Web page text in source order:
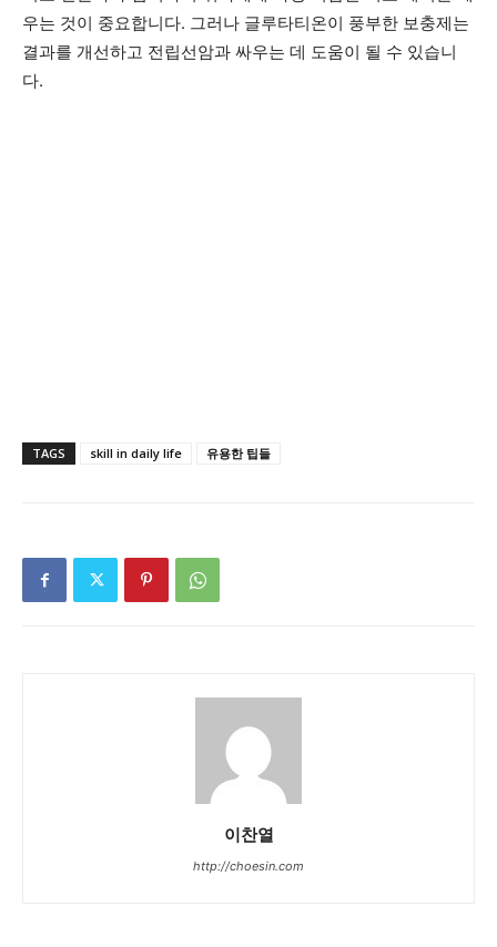
우는 것이 중요합니다. 그러나 글루타티온이 풍부한 보충제는
결과를 개선하고 전립선암과 싸우는 데 도움이 될 수 있습니
다.
TAGS skill in daily life 유용한 팁들
이찬열
http://choesin.com